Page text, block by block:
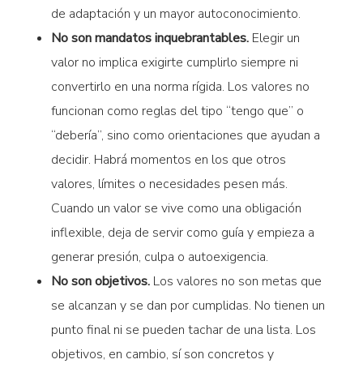
de adaptación y un mayor autoconocimiento.
No son mandatos inquebrantables.Elegir un
valor no implica exigirte cumplirlo siempre ni
convertirlo en una norma rígida. Los valores no
funcionan como reglas del tipo “tengo que” o
“debería”, sino como orientaciones que ayudan a
decidir. Habrá momentos en los que otros
valores, límites o necesidades pesen más.
Cuando un valor se vive como una obligación
inflexible, deja de servir como guía y empieza a
generar presión, culpa o autoexigencia.
No son objetivos.Los valores no son metas que
se alcanzan y se dan por cumplidas. No tienen un
punto final ni se pueden tachar de una lista. Los
objetivos, en cambio, sí son concretos y